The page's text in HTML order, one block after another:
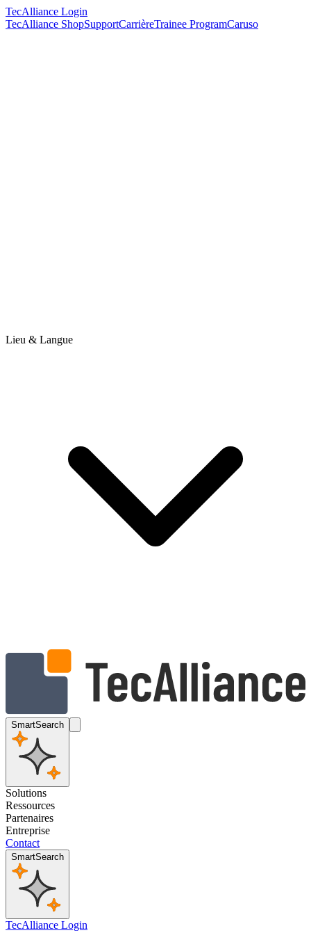
TecAlliance Login
TecAlliance ShopSupportCarrièreTrainee ProgramCaruso
Lieu & Langue
SmartSearch
Solutions
Ressources
Partenaires
Entreprise
Contact
SmartSearch
TecAlliance Login